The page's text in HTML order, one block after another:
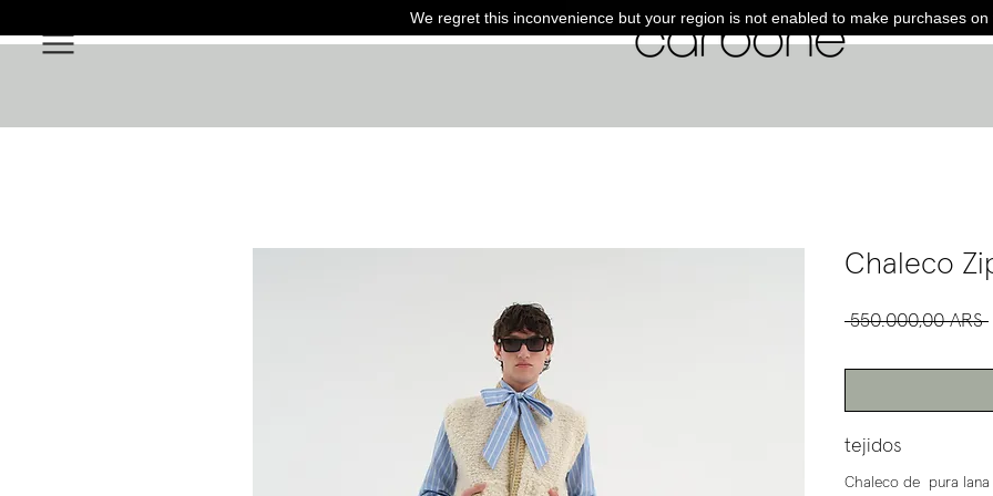
We regret this inconvenience but your region is not enabled to make purchases on
Chaleco
550.000,00 ARS
tejidos
Chaleco de pura lana